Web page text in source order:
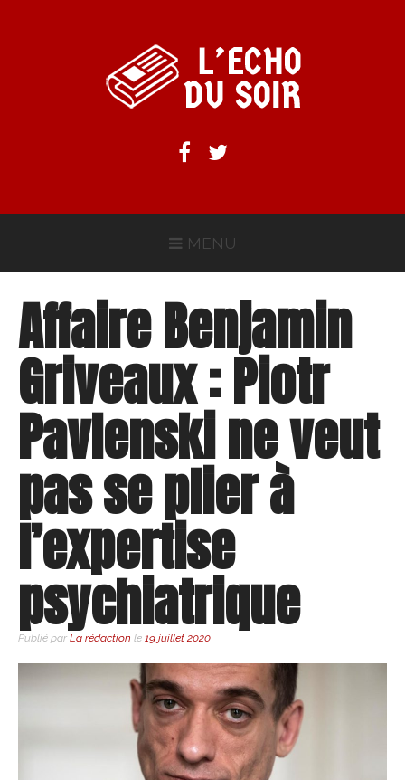
L'ECHO DU SOIR
Facebook
Twitter
MENU
Affaire Benjamin
Griveaux : Piotr
Pavlenski ne veut
pas se plier à
l’expertise
psychiatrique
Publié par La rédaction le 19 juillet 2020